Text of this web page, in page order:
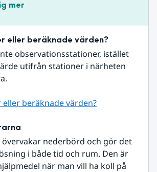
mer
eller beräknade värden?
observationsstationer, istället
utifrån stationer i närheten
beräknade värden?
övervakar nederbörd och gör det
i både tid och rum. Den är
när man vill ha koll på